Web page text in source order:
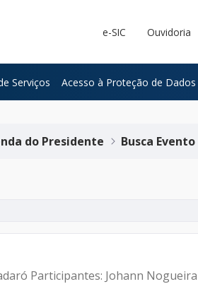
e-SIC Ouvidoria
Serviços Acesso à Proteção de Dados
do Presidente Busca Evento
Participantes: Johann